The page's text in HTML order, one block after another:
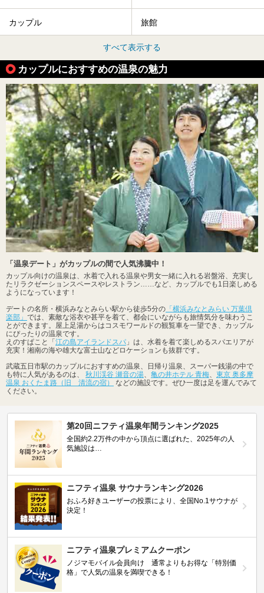
カップル 旅館
すべて表示する
カップルにおすすめの温泉の魅力
「温泉デート」がカップルの間で人気沸騰中！
カップル向けの温泉は、水着で入れる温泉や男女一緒に入れる岩盤浴、充実し
たリラクゼーションスペースやレストラン……など、カップルでも1日楽しめる
ようになっています！
デートの名所・横浜みなとみらい駅から徒歩5分の 「横浜みなとみらい 万葉倶
楽部」 では、素敵な浴衣や甚平を着て、都会にいながらも旅情気分を味わうこ
とができます。屋上足湯からはコスモワールドの観覧車を一望でき、カップル
にぴったりの温泉です。
えのすぱこと「 江の島アイランドスパ 」は、水着を着て楽しめるスパエリアが
充実！湘南の海や雄大な富士山などロケーションも抜群です。
武蔵五日市駅のカップルにおすすめの温泉、日帰り温泉、スーパー銭湯の中で
も特に人気があるのは、 秋川渓谷 瀬音の湯、 亀の井ホテル 青梅、 東京 奥多摩
温泉 おくたま路（旧 清流の宿）
などの施設です。ぜひ一度は足を運んでみて
ください。
第20回ニフティ温泉年間ランキング2025
全国約2.2万件の中から頂点に選ばれた、2025年の人
気施設は…
ニフティ温泉 サウナランキング2026
おふろ好きユーザーの投票により、全国No.1サウナが
決定！
ニフティ温泉プレミアムクーポン
ノジマモバイル会員向け 通常よりもお得な「特別価
格」で人気の温泉を満喫できる！